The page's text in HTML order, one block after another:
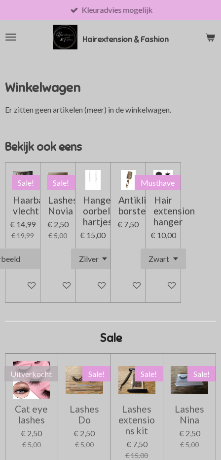
direct
naar
Hairextension & Fashion
Kleuradvies mogelijk
Winkelwagen
Er zitten geen artikelen (meer) in de winkelwagen.
Bekijk ook eens
Sale!
Haarband
vlecht
€ 14,99
€ 19,99
In winkelwagen
Sale!
Lashes
Novia
€ 2,50
€ 5,00
In winkelwagen
Hangende
oorbellen
hartjes
€ 15,00
In winkelwagen
Antiklit
borstel
€ 7,50
In winkelwagen
Musthave
Hair
extension
hanger
€ 10,00
In winkelwagen
Sale
Uitverkocht
Cat eye
lashes
€ 2,50
€ 5,00
Sale!
Lashes
Do
€ 2,50
€ 5,00
Sale!
Lashes
extensio
ns kit
€ 7,50
€ 15,00
Sale!
Lashes
Nina
€ 2,50
€ 5,00